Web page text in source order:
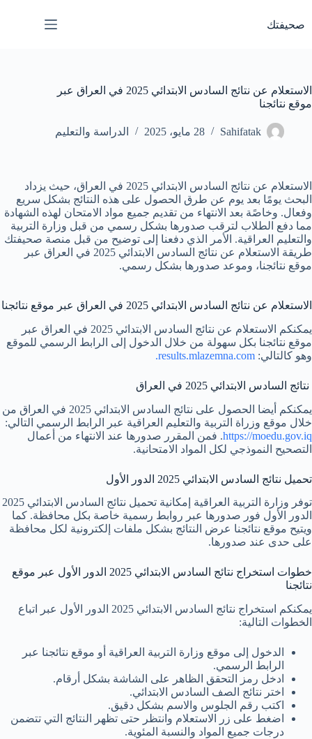
المحتوى
صحيفتك
الاستعلام عن نتائج السادس الابتدائي 2025 في العراق عبر
موقع نتائجنا
Sahifatak 28 مايو، 2025 الدراسة والتعليم
الاستعلام عن نتائج السادس الابتدائي 2025 في العراق، حيث يزداد
البحث يومًا بعد يوم عن طرق الحصول على هذه النتائج بشكل سريع
وفعال. وخاصًة بعد الانتهاء من تقديم جميع مواد الامتحان لهذه الشهادة
مما دفع الطلاب لترقب صدورها بشكل رسمي من قبل وزارة التربية
والتعليم العراقية. الأمر الذي دفعنا إلى توضيح من قبل منصة صحيفتك
طريقة الاستعلام عن نتائج السادس الابتدائي 2025 في العراق عبر
موقع نتائجنا، وموعد صدورها بشكل رسمي.
الاستعلام عن نتائج السادس الابتدائي 2025 في العراق عبر موقع نتائجنا
يمكنكم الاستعلام عن نتائج السادس الابتدائي 2025 في العراق عبر
موقع نتائجنا بكل سهولة من خلال الدخول إلى الرابط الرسمي للموقع
وهو كالتالي: results.mlazemna.com.
نتائج السادس الابتدائي 2025 في العراق
يمكنكم أيضا الحصول على نتائج السادس الابتدائي 2025 في العراق من
خلال موقع وزراة التربية والتعليم العراقية عبر الرابط الرسمي التالي:
https://moedu.gov.iq. فمن المقرر صدورها عند الانتهاء من أعمال
التصحيح النموذجي لكل المواد الامتحانية.
تحميل نتائج السادس الابتدائي 2025 الدور الأول
توفر وزارة التربية العراقية إمكانية تحميل نتائج السادس الابتدائي 2025
الدور الأول فور صدورها عبر روابط رسمية خاصة بكل محافظة. كما
ويتيح موقع نتائجنا عرض النتائج بشكل ملفات إلكترونية لكل محافظة
على حدى عند صدورها.
خطوات استخراج نتائج السادس الابتدائي 2025 الدور الأول عبر موقع
نتائجنا
يمكنكم استخراج نتائج السادس الابتدائي 2025 الدور الأول عبر اتباع
الخطوات التالية:
الدخول إلى موقع وزارة التربية العراقية أو موقع نتائجنا عبر
الرابط الرسمي.
ادخل رمز التحقق الظاهر على الشاشة بشكل أرقام.
اختر نتائج الصف السادس الابتدائي.
اكتب رقم الجلوس والاسم بشكل دقيق.
اضغط على زر الاستعلام وانتظر حتى تظهر النتائج التي تتضمن
درجات جميع المواد والنسبة المئوية.